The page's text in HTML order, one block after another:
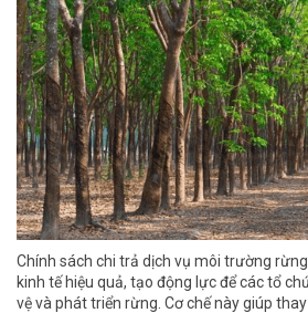
Chính sách chi trả dịch vụ môi trường
kinh tế hiệu quả, tạo động lực để các tổ
vệ và phát triển rừng. Cơ chế này giúp